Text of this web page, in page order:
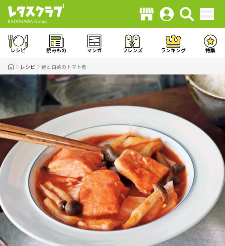
レシピ 読みもの マンガ フレンズ ランキング 特集
レシピ 鮭と白菜のトマト煮